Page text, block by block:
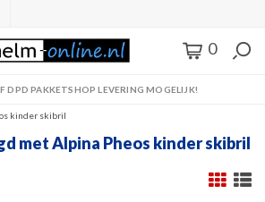
0
DPD PAKKETSHOP LEVERING MOGELIJK!
kinder skibril
met Alpina Pheos kinder skibril